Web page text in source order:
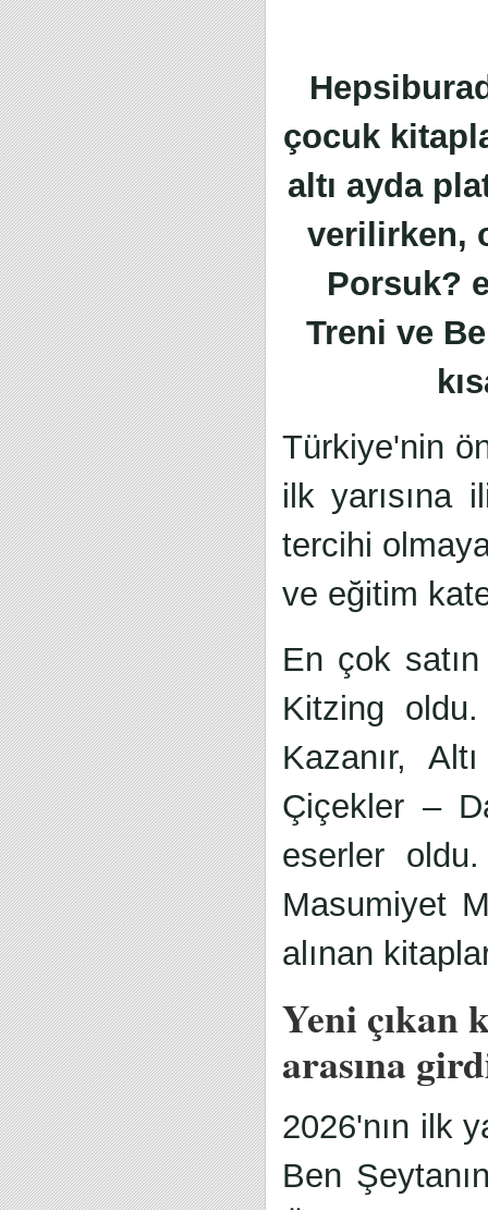
çocuk
altı ayda
verilirken,
Porsuk?
Treni ve
Türkiye'nin
ilk yarısına
tercihi
ve eğitim
En çok
Kitzing oldu.
Kazanır,
Çiçekler –
eserler
Masumiyet
alınan
Yeni çıkan
arasına
2026'nın ilk
Ben